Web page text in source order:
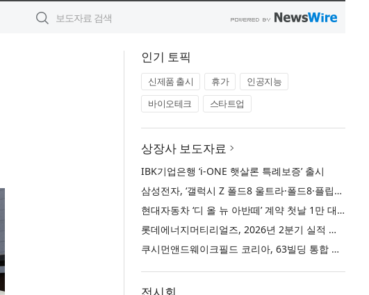
인기 토픽
신제품 출시 휴가
인공지능
바이오테크
스타트업
상장사 보도자료
IBK기업은행 ‘i-ONE 햇살론 특례보증’ 출시
삼성전자, ‘갤럭시 Z 폴드8 울트라·폴드8·플립8’과 ‘갤럭시 워치 울트라2·워치9’ 국내 공식 출시
현대자동차 ‘디 올 뉴 아반떼’ 계약 첫날 1만 대 돌파
롯데에너지머티리얼즈, 2026년 2분기 실적 발표… 전분기 대비 매출 증대
쿠시먼앤드웨이크필드 코리아, 63빌딩 통합 MD·공간 전략 수립 과정과 구현 사례 소개